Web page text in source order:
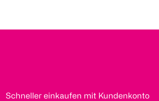
Schneller einkaufen mit Kundenkonto